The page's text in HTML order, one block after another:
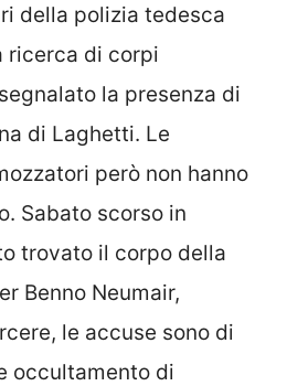
della polizia tedesca
ricerca di corpi
la presenza di
di Laghetti. Le
però non hanno
Sabato scorso in
trovato il corpo della
Benno Neumair,
le accuse sono di
occultamento di